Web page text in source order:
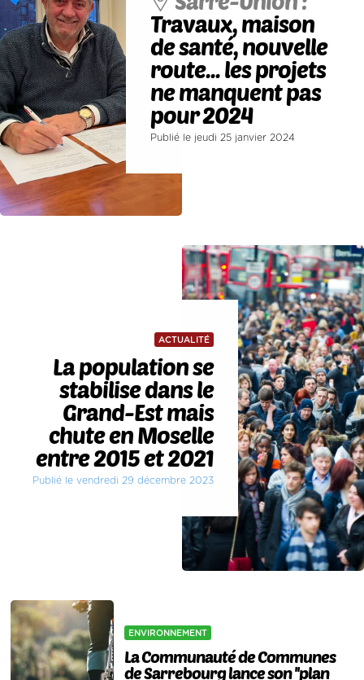
Travaux, maison
de santé, nouvelle
route... les projets
ne manquent pas
pour 2024
Publié le jeudi 25 janvier 2024
ACTUALITÉ
La population se
stabilise dans le
Grand-Est mais
chute en Moselle
entre 2015 et 2021
Publié le vendredi 29 décembre 2023
ENVIRONNEMENT
La Communauté de Communes
de Sarrebourg lance son ''plan